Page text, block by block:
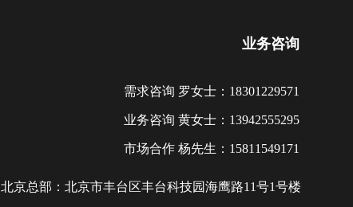
业务咨询
需求咨询 罗女士：18301229571
业务咨询 黄女士：13942555295
市场合作 杨先生：15811549171
北京总部：北京市丰台区丰台科技园海鹰路11号1号楼